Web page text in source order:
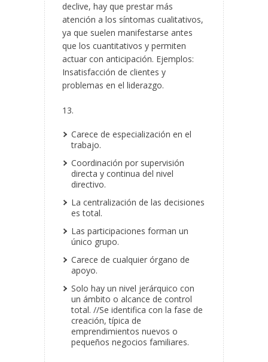
declive, hay que prestar más
atención a los síntomas cualitativos,
ya que suelen manifestarse antes
que los cuantitativos y permiten
actuar con anticipación. Ejemplos:
Insatisfacción de clientes y
problemas en el liderazgo.
13.
Carece de especialización en el
trabajo.
Coordinación por supervisión
directa y continua del nivel
directivo.
La centralización de las decisiones
es total.
Las participaciones forman un
único grupo.
Carece de cualquier órgano de
apoyo.
Solo hay un nivel jerárquico con
un ámbito o alcance de control
total. //Se identifica con la fase de
creación, típica de
emprendimientos nuevos o
pequeños negocios familiares.